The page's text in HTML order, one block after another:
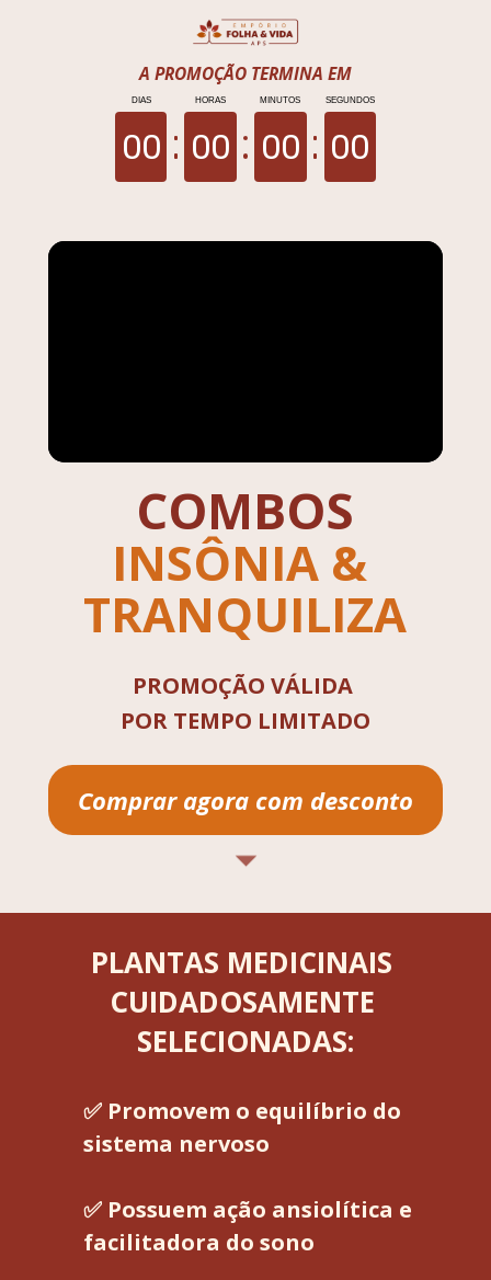
DIAS HORAS MINUTOS SEGUNDOS
00 00 00 00
A PROMOÇÃO TERMINA EM
COMBOS
INSÔNIA &
TRANQUILIZA
POR TEMPO LIMITADO
Comprar agora com desconto
PLANTAS MEDICINAIS
CUIDADOSAMENTE
SELECIONADAS:
✅ Promovem o equilíbrio do
sistema nervoso
✅ Possuem ação ansiolítica e
facilitadora do sono